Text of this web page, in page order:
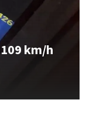
km/h